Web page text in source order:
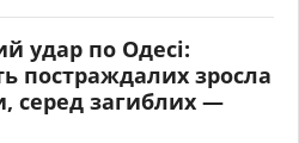
удар по Одесі:
постраждалих зросла
серед загиблих —